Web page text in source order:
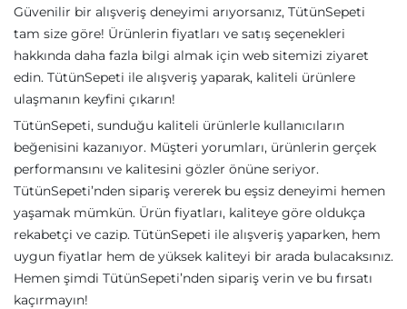
Güvenilir bir alışveriş deneyimi arıyorsanız, TütünSepeti
tam size göre! Ürünlerin fiyatları ve satış seçenekleri
hakkında daha fazla bilgi almak için web sitemizi ziyaret
edin. TütünSepeti ile alışveriş yaparak, kaliteli ürünlere
ulaşmanın keyfini çıkarın!
TütünSepeti, sunduğu kaliteli ürünlerle kullanıcıların
beğenisini kazanıyor. Müşteri yorumları, ürünlerin gerçek
performansını ve kalitesini gözler önüne seriyor.
TütünSepeti’nden sipariş vererek bu eşsiz deneyimi hemen
yaşamak mümkün. Ürün fiyatları, kaliteye göre oldukça
rekabetçi ve cazip. TütünSepeti ile alışveriş yaparken, hem
uygun fiyatlar hem de yüksek kaliteyi bir arada bulacaksınız.
Hemen şimdi TütünSepeti’nden sipariş verin ve bu fırsatı
kaçırmayın!